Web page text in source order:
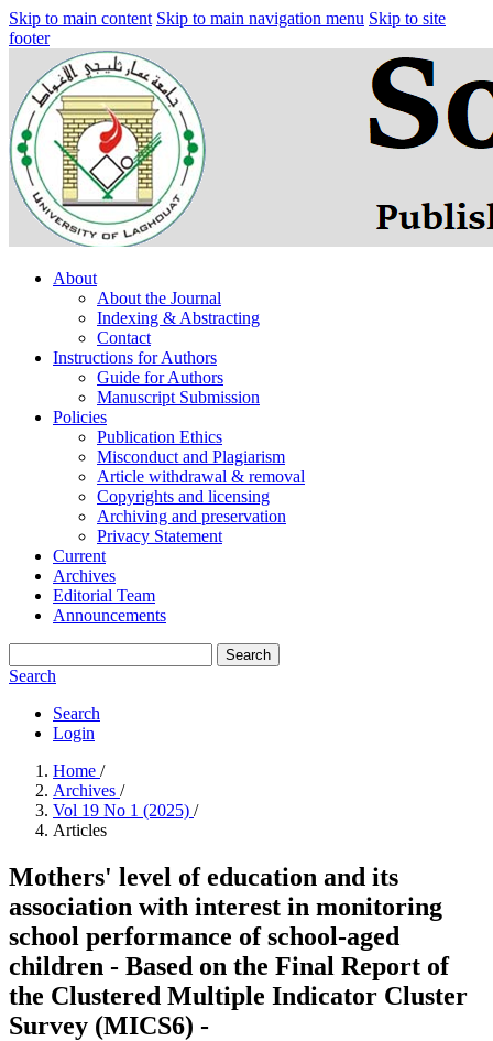
Skip to main content Skip to main navigation menu Skip to site
footer
About
About the Journal
Indexing & Abstracting
Contact
Instructions for Authors
Guide for Authors
Manuscript Submission
Policies
Publication Ethics
Misconduct and Plagiarism
Article withdrawal & removal
Copyrights and licensing
Archiving and preservation
Privacy Statement
Current
Archives
Editorial Team
Announcements
Search
Search
Search
Login
Home /
Archives /
Vol 19 No 1 (2025) /
Articles
Mothers' level of education and its
association with interest in monitoring
school performance of school-aged
children - Based on the Final Report of
the Clustered Multiple Indicator Cluster
Survey (MICS6) -